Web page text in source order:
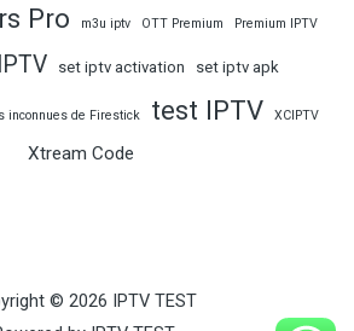
Pro m3u iptv OTT Premium Premium IPTV
set iptv activation set iptv apk
inconnues de Firestick test IPTV XCIPTV
Xtream Code
© 2026 IPTV TEST